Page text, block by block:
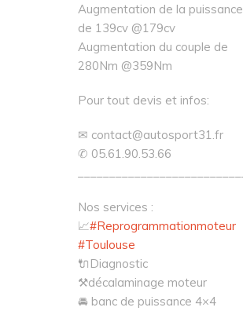
Augmentation de la puissance
de 139cv @179cv
Augmentation du couple de
280Nm @359Nm
Pour tout devis et infos:
✉ contact@autosport31.fr
✆ 05.61.90.53.66
Nos services :
📈#Reprogrammationmoteur
#Toulouse
🔌 Diagnostic
⚒décalaminage moteur
🚘 banc de puissance 4×4